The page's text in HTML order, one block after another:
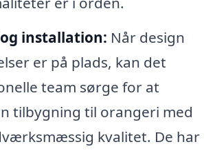
installation: Når design
er på plads, kan det
team sørge for at
tilbygning til orangeri med
kvalitet. De har